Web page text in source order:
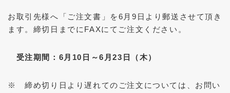
お取引先様へ「ご注文書」を6月9日より郵送させて頂き
ます。締切日までにFAXにてご注文ください。
受注期間：6月10日～6月23日（木）
※ 締め切り日より遅れてのご注文については、お問い